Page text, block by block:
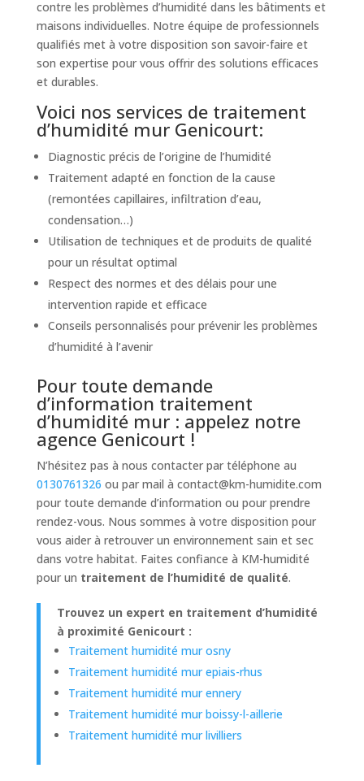
contre les problèmes d’humidité dans les bâtiments et
maisons individuelles. Notre équipe de professionnels
qualifiés met à votre disposition son savoir-faire et
son expertise pour vous offrir des solutions efficaces
et durables.
Voici nos services de traitement
d’humidité mur Genicourt:
Diagnostic précis de l’origine de l’humidité
Traitement adapté en fonction de la cause
(remontées capillaires, infiltration d’eau,
condensation…)
Utilisation de techniques et de produits de qualité
pour un résultat optimal
Respect des normes et des délais pour une
intervention rapide et efficace
Conseils personnalisés pour prévenir les problèmes
d’humidité à l’avenir
Pour toute demande
d’information traitement
d’humidité mur : appelez notre
agence Genicourt !
N’hésitez pas à nous contacter par téléphone au
0130761326 ou par mail à contact@km-humidite.com
pour toute demande d’information ou pour prendre
rendez-vous. Nous sommes à votre disposition pour
vous aider à retrouver un environnement sain et sec
dans votre habitat. Faites confiance à KM-humidité
pour un traitement de l’humidité de qualité.
Trouvez un expert en traitement d’humidité
à proximité Genicourt :
Traitement humidité mur osny
Traitement humidité mur epiais-rhus
Traitement humidité mur ennery
Traitement humidité mur boissy-l-aillerie
Traitement humidité mur livilliers